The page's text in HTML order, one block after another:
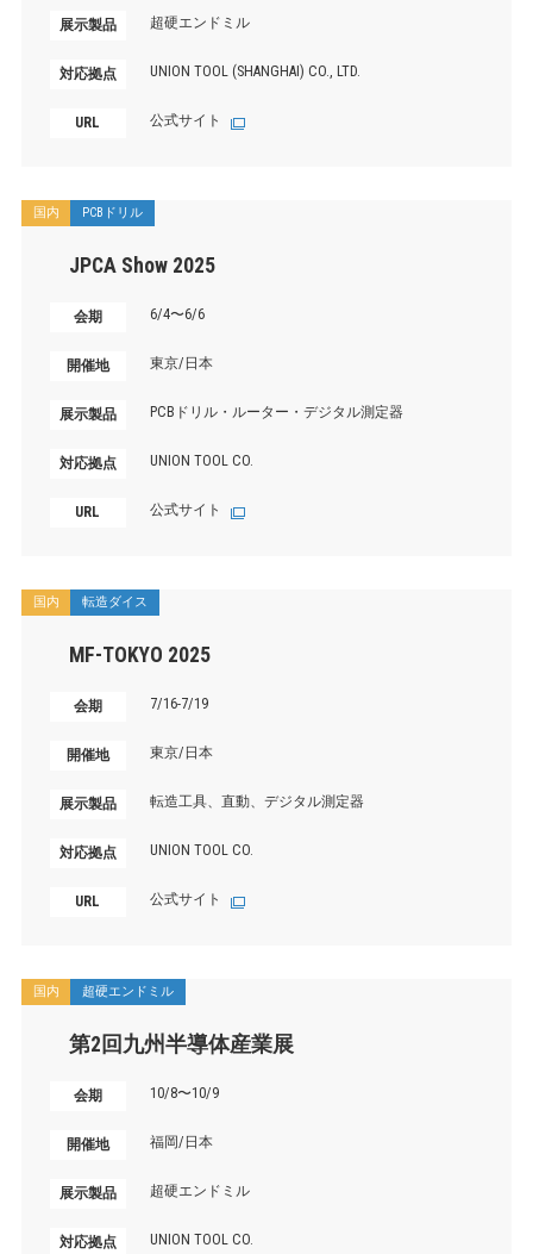
展示製品 超硬エンドミル
対応拠点 UNION TOOL (SHANGHAI) CO., LTD.
URL 公式サイト
国内 PCBドリル
JPCA Show 2025
会期 6/4〜6/6
開催地 東京/日本
展示製品 PCBドリル・ルーター・デジタル測定器
対応拠点 UNION TOOL CO.
URL 公式サイト
国内 転造ダイス
MF-TOKYO 2025
会期 7/16-7/19
開催地 東京/日本
展示製品 転造工具、直動、デジタル測定器
対応拠点 UNION TOOL CO.
URL 公式サイト
国内 超硬エンドミル
第2回九州半導体産業展
会期 10/8〜10/9
開催地 福岡/日本
展示製品 超硬エンドミル
対応拠点 UNION TOOL CO.